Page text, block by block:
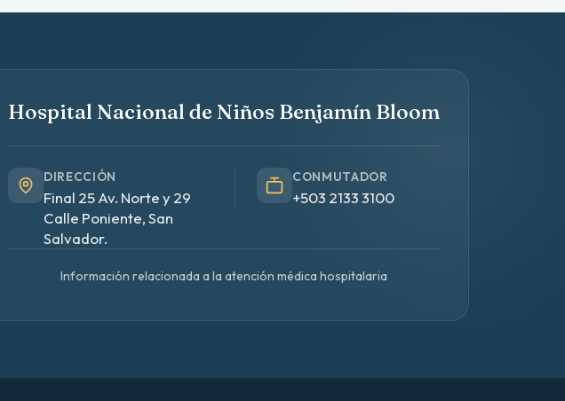
Hospital Nacional de Niños Benjamín Bloom
DIRECCIÓN
Final 25 Av. Norte y 29
Calle Poniente, San
Salvador.
CONMUTADOR
+503 2133 3100
Información relacionada a la atención médica hospitalaria